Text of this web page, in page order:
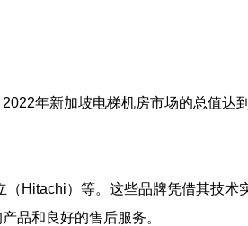
年新加坡电梯机房市场的总值达
（Hitachi） 等。这些品牌凭借其技术
品和良好的售后服务。